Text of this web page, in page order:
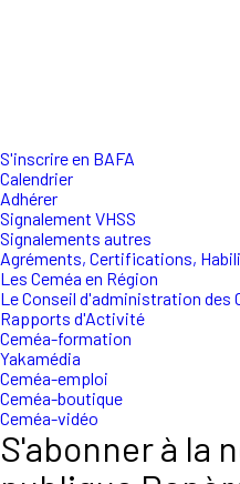
S'inscrire en BAFA
Calendrier
Adhérer
Signalement VHSS
Signalements autres
Agréments, Certifications,
Les Ceméa en Région
Le Conseil d'administration des
Rapports d'Activité
Ceméa-formation
Yakamédia
Ceméa-emploi
Ceméa-boutique
Ceméa-vidéo
S'abonner à la